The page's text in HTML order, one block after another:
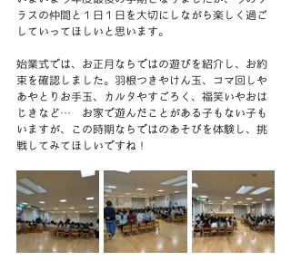
ラスの仲間と１日１日を大切にしながら楽しく過ご
していってほしいと思います。
始業式では、お正月ならではの遊びを紹介し、お約
束を確認しました。羽根つきやけん玉、コマ回しや
あやとりお手玉、カルタやすごろく、福笑いやおは
じきなど…　お家で遊んだことがある子もない子も
いますが、この時期ならではのあそびを体験し、挑
戦してみてほしいですね！